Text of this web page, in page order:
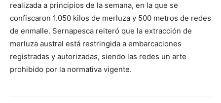
realizada a principios de la semana, en la que se
confiscaron 1.050 kilos de merluza y 500 metros de redes
de enmalle. Sernapesca reiteró que la extracción de
merluza austral está restringida a embarcaciones
registradas y autorizadas, siendo las redes un arte
prohibido por la normativa vigente.